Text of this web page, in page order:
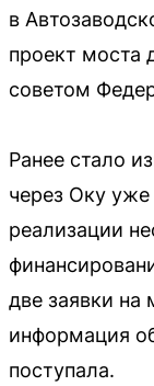
в
проект моста
советом
Ранее стало
через Оку уже
реализации
две заявки
информация
поступала.